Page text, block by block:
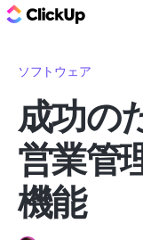
ソフトウェア
成功の
営業管
機能